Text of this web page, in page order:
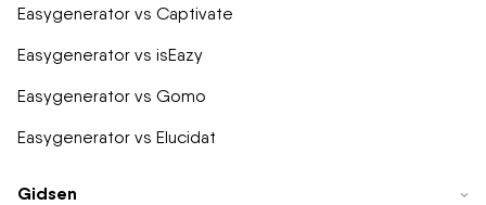
Easygenerator vs Captivate
Easygenerator vs isEazy
Easygenerator vs Gomo
Easygenerator vs Elucidat
Gidsen